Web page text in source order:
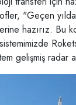
"Geçen
hazırız. Bu
gelişmiş